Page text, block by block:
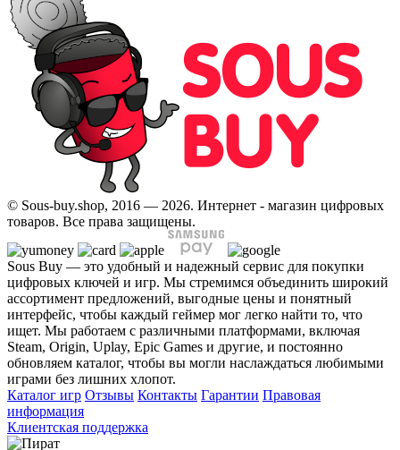
© Sous-buy.shop, 2016 — 2026. Интернет - магазин цифровых
товаров. Все права защищены.
Sous Buy — это удобный и надежный сервис для покупки
цифровых ключей и игр. Мы стремимся объединить широкий
ассортимент предложений, выгодные цены и понятный
интерфейс, чтобы каждый геймер мог легко найти то, что
ищет. Мы работаем с различными платформами, включая
Steam, Origin, Uplay, Epic Games и другие, и постоянно
обновляем каталог, чтобы вы могли наслаждаться любимыми
играми без лишних хлопот.
Каталог игр Отзывы Контакты Гарантии Правовая
информация
Клиентская поддержка